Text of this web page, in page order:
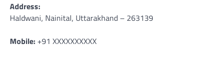
Address:
Haldwani, Nainital, Uttarakhand – 263139
Mobile: +91 XXXXXXXXXX